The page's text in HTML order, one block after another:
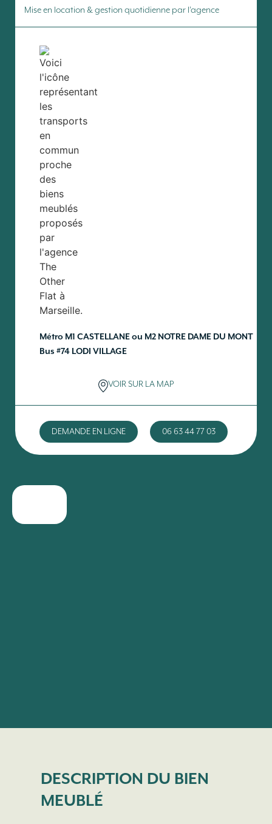
Mise en location & gestion quotidienne par l’agence
Métro M1 CASTELLANE ou M2 NOTRE DAME DU MONT
Bus #74 LODI VILLAGE
VOIR SUR LA MAP
DEMANDE EN LIGNE 06 63 44 77 03
DESCRIPTION DU BIEN
MEUBLÉ